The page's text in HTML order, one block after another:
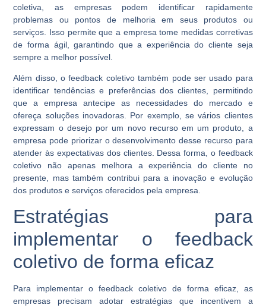
coletiva, as empresas podem identificar rapidamente
problemas ou pontos de melhoria em seus produtos ou
serviços. Isso permite que a empresa tome medidas corretivas
de forma ágil, garantindo que a experiência do cliente seja
sempre a melhor possível.
Além disso, o feedback coletivo também pode ser usado para
identificar tendências e preferências dos clientes, permitindo
que a empresa antecipe as necessidades do mercado e
ofereça soluções inovadoras. Por exemplo, se vários clientes
expressam o desejo por um novo recurso em um produto, a
empresa pode priorizar o desenvolvimento desse recurso para
atender às expectativas dos clientes. Dessa forma, o feedback
coletivo não apenas melhora a experiência do cliente no
presente, mas também contribui para a inovação e evolução
dos produtos e serviços oferecidos pela empresa.
Estratégias para
implementar o feedback
coletivo de forma eficaz
Para implementar o feedback coletivo de forma eficaz, as
empresas precisam adotar estratégias que incentivem a